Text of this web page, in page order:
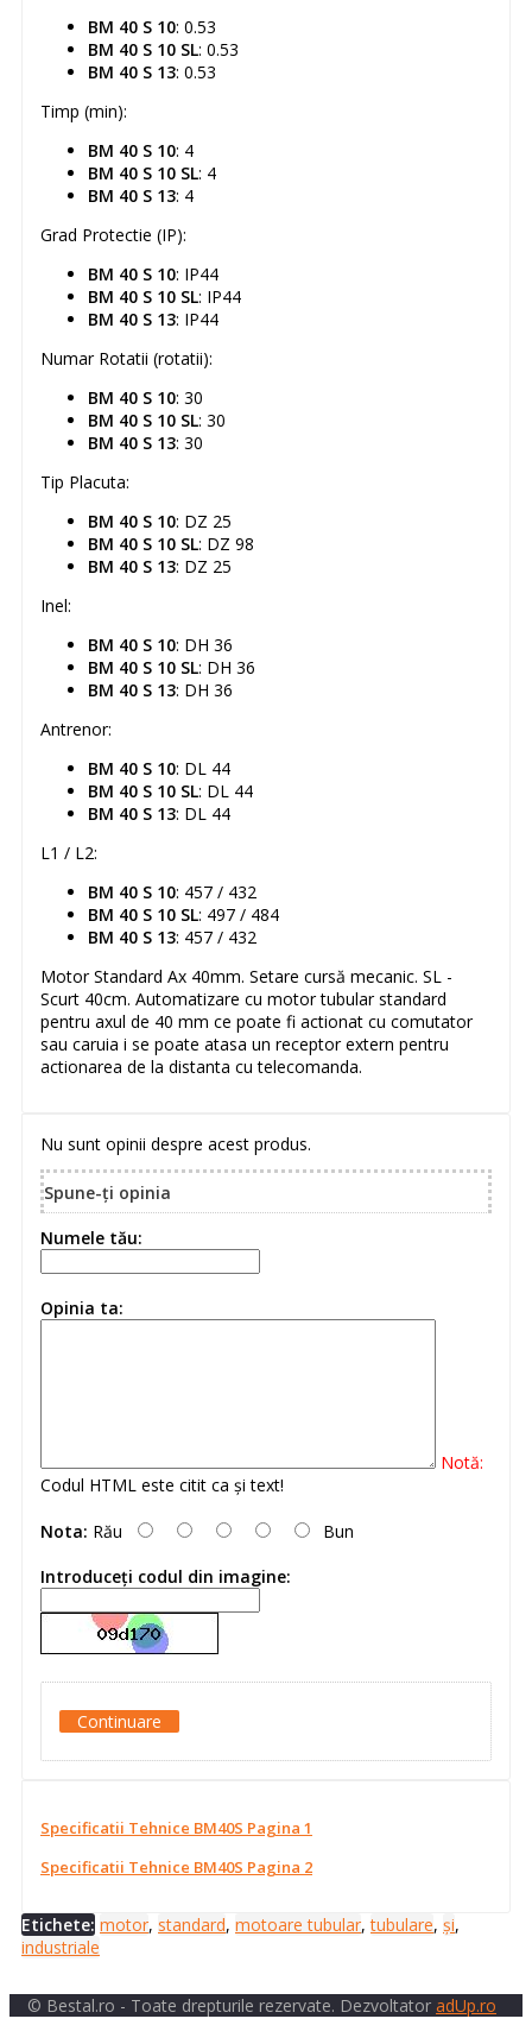
BM 40 S 10: 0.53
BM 40 S 10 SL: 0.53
BM 40 S 13: 0.53
Timp (min):
BM 40 S 10: 4
BM 40 S 10 SL: 4
BM 40 S 13: 4
Grad Protectie (IP):
BM 40 S 10: IP44
BM 40 S 10 SL: IP44
BM 40 S 13: IP44
Numar Rotatii (rotatii):
BM 40 S 10: 30
BM 40 S 10 SL: 30
BM 40 S 13: 30
Tip Placuta:
BM 40 S 10: DZ 25
BM 40 S 10 SL: DZ 98
BM 40 S 13: DZ 25
Inel:
BM 40 S 10: DH 36
BM 40 S 10 SL: DH 36
BM 40 S 13: DH 36
Antrenor:
BM 40 S 10: DL 44
BM 40 S 10 SL: DL 44
BM 40 S 13: DL 44
L1 / L2:
BM 40 S 10: 457 / 432
BM 40 S 10 SL: 497 / 484
BM 40 S 13: 457 / 432
Motor Standard Ax 40mm. Setare cursă mecanic. SL -
Scurt 40cm. Automatizare cu motor tubular standard
pentru axul de 40 mm ce poate fi actionat cu comutator
sau caruia i se poate atasa un receptor extern pentru
actionarea de la distanta cu telecomanda.
Nu sunt opinii despre acest produs.
Spune-ţi opinia
Numele tău:
Opinia ta:
Notă:
Codul HTML este citit ca şi text!
Nota: Rău
Bun
Introduceţi codul din imagine:
Continuare
Specificatii Tehnice BM40S Pagina 1
Specificatii Tehnice BM40S Pagina 2
Etichete: motor, standard, motoare tubular,tubulare, și,
industriale
© Bestal.ro - Toate drepturile rezervate. Dezvoltator adUp.ro